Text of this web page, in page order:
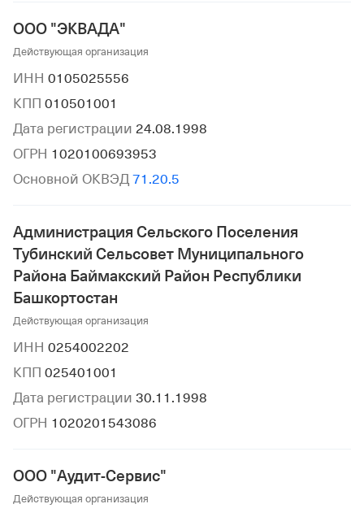
ООО "ЭКВАДА"
Действующая организация
ИНН 0105025556
КПП 010501001
Дата регистрации 24.08.1998
ОГРН 1020100693953
Основной ОКВЭД 71.20.5
Администрация Сельского Поселения
Тубинский Сельсовет Муниципального
Района Баймакский Район Республики
Башкортостан
Действующая организация
ИНН 0254002202
КПП 025401001
Дата регистрации 30.11.1998
ОГРН 1020201543086
ООО "Аудит-Сервис"
Действующая организация